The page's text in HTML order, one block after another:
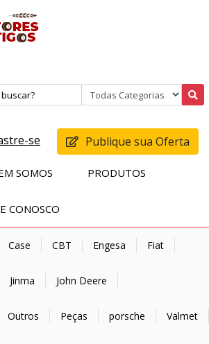
se Publique sua Oferta
SOMOS PRODUTOS
CONOSCO
Case CBT Engesa Fiat
Jinma John Deere
Outros Peças porsche Valmet